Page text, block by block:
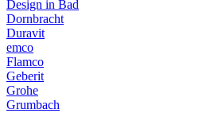
Design in Bad
Dornbracht
Duravit
emco
Flamco
Geberit
Grohe
Grumbach